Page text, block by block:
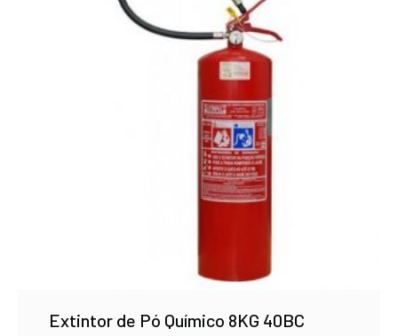
Extintor de Pó Químico 8KG 40BC